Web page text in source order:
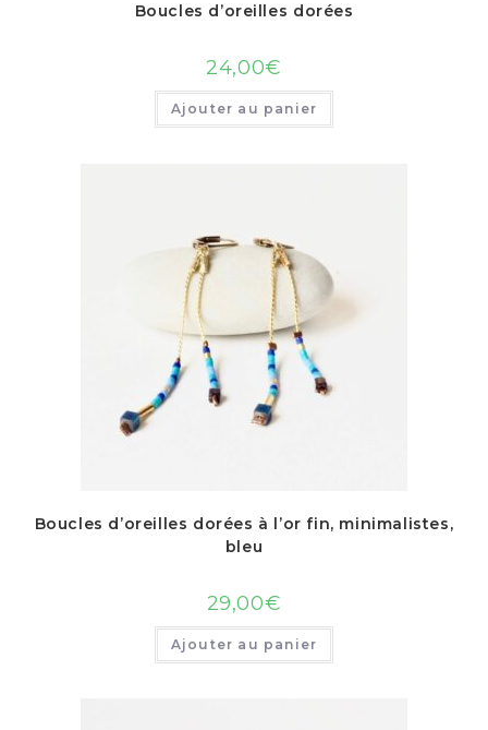
Boucles d’oreilles dorées
24,00€
Ajouter au panier
Boucles d’oreilles dorées à l’or fin, minimalistes,
bleu
29,00€
Ajouter au panier